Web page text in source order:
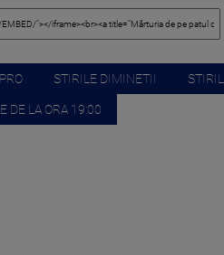
STIRILE DIMINETII
DE LA ORA 19:00